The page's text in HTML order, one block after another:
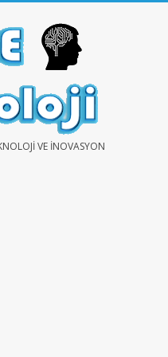
VE İNOVASYON